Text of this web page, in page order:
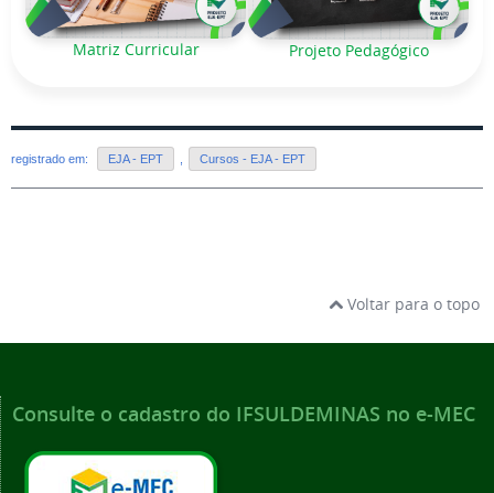
Matriz Curricular Projeto Pedagógico
registrado em: EJA - EPT Cursos - EJA - EPT
Voltar para o topo
Consulte o cadastro do IFSULDEMINAS no e-MEC